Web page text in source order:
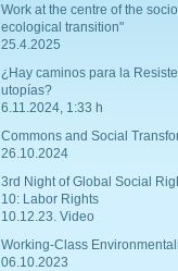
Work at the centre of the
ecological transition"
25.4.2025
¿Hay caminos para la
utopías?
6.11.2024, 1:33 h
Commons and Social
26.10.2024
3rd Night of Global Social
10: Labor Rights
10.12.23. Video
Working-Class
06.10.2023